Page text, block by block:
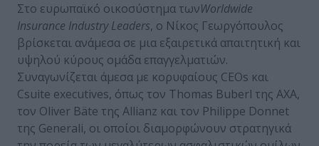
Στο ευρωπαϊκό οικοσύστημα τωνWorldwide
Insurance Industry Leaders, ο Νίκος Γεωργόπουλος
βρίσκεται ανάμεσα σε μια εξαιρετικά απαιτητική και
υψηλού κύρους ομάδα επαγγελματιών.
Συναγωνίζεται άμεσα με κορυφαίους CEOs και
Csuite executives, όπως τον Thomas Buberl της AXA,
τον Oliver Bäte της Allianz και τον Philippe Donnet
της Generali, οι οποίοι διαμορφώνουν στρατηγικά